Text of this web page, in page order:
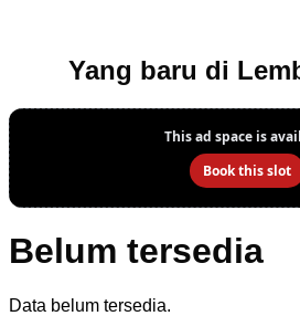
Yang baru di
Belum tersedia
Data belum tersedia.